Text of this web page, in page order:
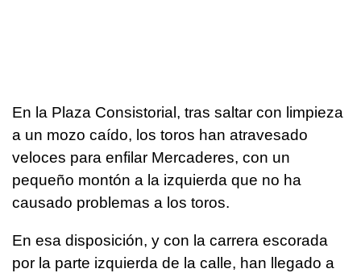
En la Plaza Consistorial, tras saltar con limpieza
a un mozo caído, los toros han atravesado
veloces para enfilar Mercaderes, con un
pequeño montón a la izquierda que no ha
causado problemas a los toros.
En esa disposición, y con la carrera escorada
por la parte izquierda de la calle, han llegado a